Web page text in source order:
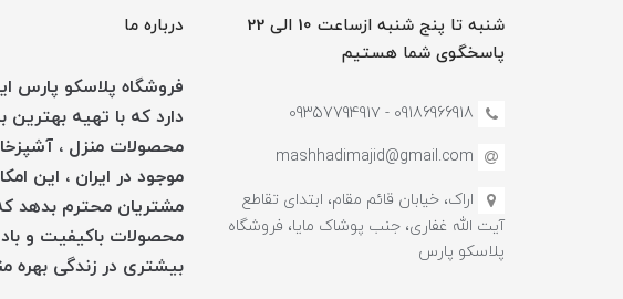
شنبه تا پنج شنبه ازساعت 10 الی 22
پاسخگوی شما هستیم
09186966918 - 0935779491۷
mashhadimajid@gmail.com
اراک، خیابان قائم مقام، ابتدای تقاطع
آیت الله غفاری، جنب پوشاک مایا، فروشگاه
پلاسکو پارس
درباره ما
فروشگاه پلاسکو پارس
دارد که با تهیه بهترین
محصولات منزل ،
موجود در ایران ، این
مشتریان محترم بدهد
محصولات باکیفیت و
بیشتری در زندگی بهره